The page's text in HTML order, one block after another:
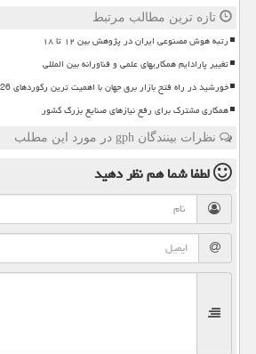
تازه ترین مطالب مرتبط
رتبه هوش مصنوعی ایران در پژوهش بین ۱۲ تا ۱۸
تغییر پارادایم همکاریهای علمی و فناورانه بین المللی
خورشید در راه فتح بازار برق جهان با اهمیت ترین رکوردهای 2026
همکاری مشترک برای رفع نیازهای صنایع بزرگ کشور
نظرات بینندگان gph در مورد این مطلب
لطفا شما همنظر دهید